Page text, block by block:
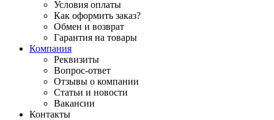
Условия оплаты
Как оформить заказ?
Обмен и возврат
Гарантия на товары
Компания
Реквизиты
Вопрос-ответ
Отзывы о компании
Статьи и новости
Вакансии
Контакты